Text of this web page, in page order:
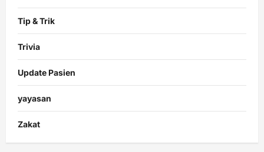
Tip & Trik
Trivia
Update Pasien
yayasan
Zakat